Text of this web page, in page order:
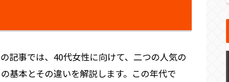
記事では、40代女性に向けて、二つの人気の
基本とその違いを解説します。この年代で